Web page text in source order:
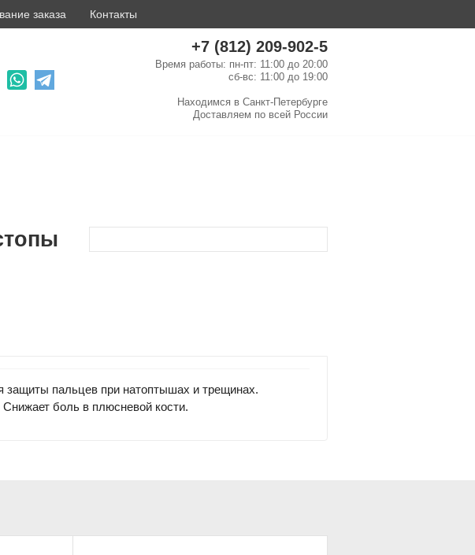
заказа Контакты
+7 (812) 209-902-5
Время работы: пн-пт: 11:00 до 20:00
сб-вс: 11:00 до 19:00
Находимся в Санкт-Петербурге
Доставляем по всей России
защиты пальцев при натоптышах и трещинах.
боль в плюсневой кости.